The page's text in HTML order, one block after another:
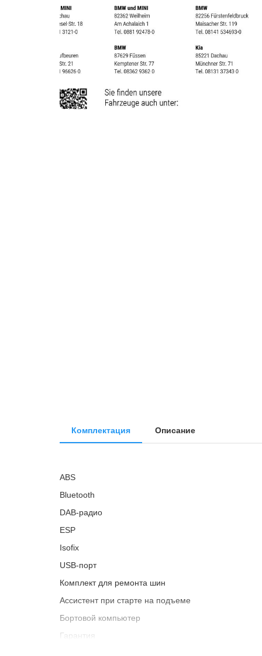
Комплектация Описание
ABS
Bluetooth
DAB-радио
ESP
Isofix
USB-порт
Комплект для ремонта шин
Ассистент при старте на подъеме
Бортовой компьютер
Гарантия